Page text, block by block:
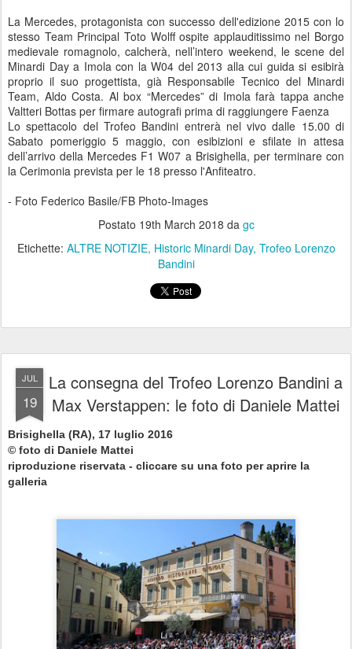
La Mercedes, protagonista con successo dell'edizione 2015 con lo
stesso Team Principal Toto Wolff ospite applauditissimo nel Borgo
medievale romagnolo, calcherà, nell’intero weekend, le scene del
Minardi Day a Imola con la W04 del 2013 alla cui guida si esibirà
proprio il suo progettista, già Responsabile Tecnico del Minardi
Team, Aldo Costa. Al box “Mercedes” di Imola farà tappa anche
Valtteri Bottas per firmare autografi prima di raggiungere Faenza
Lo spettacolo del Trofeo Bandini entrerà nel vivo dalle 15.00 di
Sabato pomeriggio 5 maggio, con esibizioni e sfilate in attesa
dell’arrivo della Mercedes F1 W07 a Brisighella, per terminare con
la Cerimonia prevista per le 18 presso l'Anfiteatro.
- Foto Federico Basile/FB Photo-Images
Postato 19th March 2018 da gc
Etichette: ALTRE NOTIZIE Historic Minardi Day Trofeo Lorenzo
Bandini
JUL
19
La consegna del Trofeo Lorenzo Bandini a
Max Verstappen: le foto di Daniele Mattei
Brisighella (RA), 17 luglio 2016
© foto di Daniele Mattei
riproduzione riservata - cliccare su una foto per aprire la
galleria